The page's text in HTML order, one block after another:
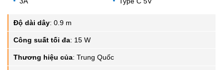
Độ dài dây: 0.9 m
Công suất tối đa: 15 W
Thương hiệu của: Trung Quốc